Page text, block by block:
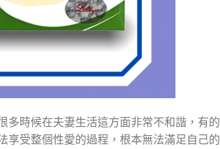
多時候在夫妻生活這方面非常不和諧，有的
享受整個性愛的過程，根本無法滿足自己的